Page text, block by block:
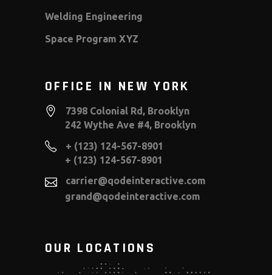
Welding Engineering
Space Program XYZ
OFFICE IN NEW YORK
7398 Colonial Rd, Brooklyn
242 Wythe Ave #4, Brooklyn
+ (123) 124-567-8901
+ (123) 124-567-8901
carrier@qodeinteractive.com
grand@qodeinteractive.com
OUR LOCATIONS